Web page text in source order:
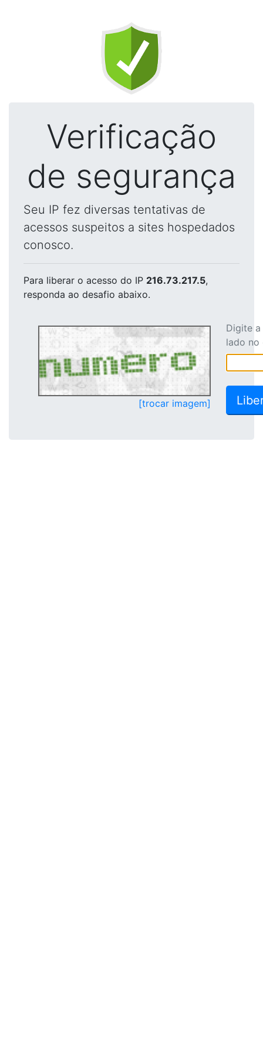
Verificação
de segurança
Seu IP fez diversas tentativas de
acessos suspeitos a sites hospedados
conosco.
Para liberar o acesso do IP 216.73.217.5,
responda ao desafio abaixo.
[trocar imagem]
Digite
lado no